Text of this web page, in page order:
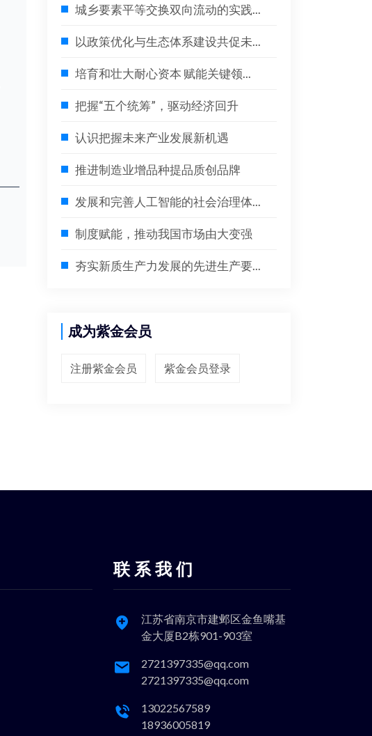
城乡要素平等交换双向流动的实践...
以政策优化与生态体系建设共促未...
培育和壮大耐心资本 赋能关键领...
把握“五个统筹”，驱动经济回升
认识把握未来产业发展新机遇
推进制造业增品种提品质创品牌
发展和完善人工智能的社会治理体...
制度赋能，推动我国市场由大变强
夯实新质生产力发展的先进生产要...
成为紫金会员
注册紫金会员 紫金会员登录
联 系 我 们
江苏省南京市建邺区金鱼嘴基
金大厦B2栋901-903室
2721397335@qq.com
2721397335@qq.com
13022567589
18936005819